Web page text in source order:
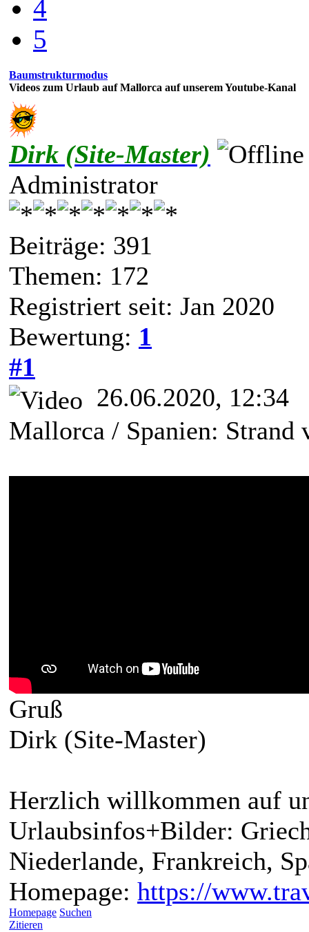
4
5
Baumstrukturmodus
Videos zum Urlaub auf Mallorca auf unserem Youtube-Kanal
Dirk (Site-Master)
Administrator
Beiträge: 391
Themen: 172
Registriert seit: Jan 2020
Bewertung: 1
#1
26.06.2020, 12:34
Mallorca / Spanien: Strand
Gruß
Dirk (Site-Master)
Herzlich willkommen auf
Urlaubsinfos+Bilder:
Niederlande, Frankreich,
Homepage: https://
Homepage Suchen
Zitieren